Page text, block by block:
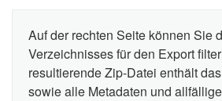
Auf der rechten Seite können Sie
Verzeichnisses für den Export
resultierende Zip-Datei enthält
sowie alle Metadaten und